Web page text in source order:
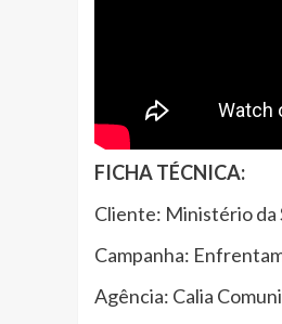
FICHA TÉCNICA:
Cliente: Ministério da
Campanha:
Agência: Calia